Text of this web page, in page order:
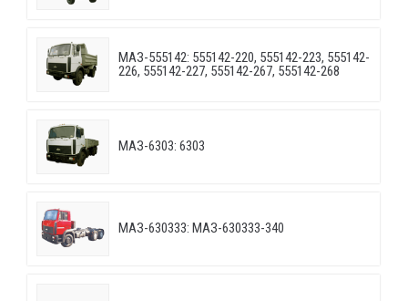
МАЗ-555142: 555142-220, 555142-223, 555142-
226, 555142-227, 555142-267, 555142-268
МАЗ-6303: 6303
МАЗ-630333: МАЗ-630333-340